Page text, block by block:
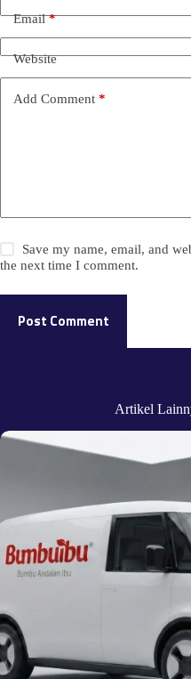
Email*
Website
Add Comment *
Save my name, email, and
the next time I comment.
Post Comment
Artikel